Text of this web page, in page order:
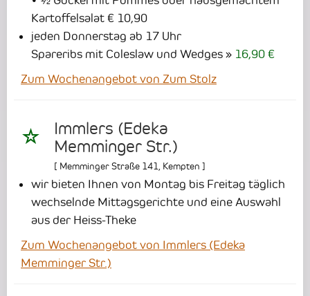
Kartoffelsalat € 10,90
jeden Donnerstag ab 17 Uhr
Spareribs mit Coleslaw und Wedges
16,90 €
Zum Wochenangebot von Zum Stolz
Immlers (Edeka
Memminger Str.)
[ Memminger Straße 141 Kempten ]
wir bieten Ihnen von Montag bis Freitag täglich
wechselnde Mittagsgerichte und eine Auswahl
aus der Heiss-Theke
Zum Wochenangebot von Immlers (Edeka
Memminger Str.)